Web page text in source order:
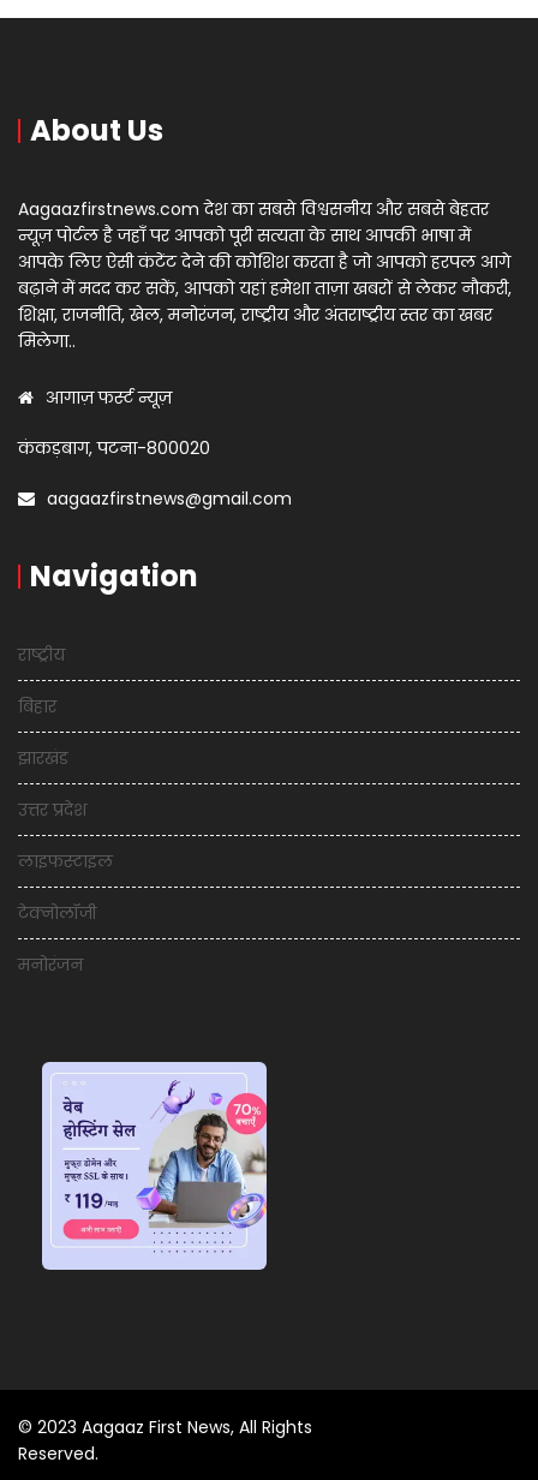
About Us
Aagaazfirstnews.com देश का सबसे विश्वसनीय और सबसे बेहतर
न्यूज़ पोर्टल है जहाँ पर आपको पूरी सत्यता के साथ आपकी भाषा में
आपके लिए ऐसी कंटेंट देने की कोशिश करता है जो आपको हरपल आगे
बढ़ाने में मदद कर सकें, आपको यहां हमेशा ताज़ा खबरों से लेकर नौकरी,
शिक्षा, राजनीति, खेल, मनोरंजन, राष्ट्रीय और अंतराष्ट्रीय स्तर का खबर
मिलेगा..
आगाज़ फर्स्ट न्यूज़
कंकड़बाग, पटना-800020
aagaazfirstnews@gmail.com
Navigation
राष्ट्रीय
बिहार
झारखंड
उत्तर प्रदेश
लाइफस्टाइल
टेक्नोलॉजी
मनोरंजन
© 2023 Aagaaz First News, All Rights
Reserved.